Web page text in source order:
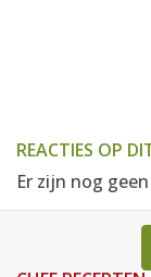
REACTIES OP
Er zijn nog